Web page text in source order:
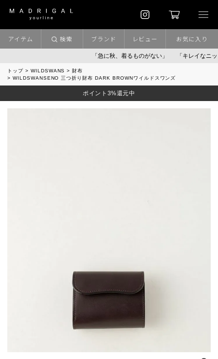
「急に秋、着るものがない」 「キレイなニット」
アイテム 検索 ブランド レビュー お気に入り
トップ WILDSWANS
財布
WILDSWANSENO 三つ折り財布 DARK BROWNワイルドスワンズ
ポイント3%還元中